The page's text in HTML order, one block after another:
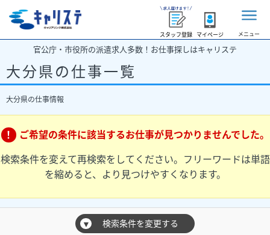
スタッフ登録 マイページ メニュー
官公庁・市役所の派遣求人多数！お仕事探しはキャリステ
大分県の仕事一覧
大分県の仕事情報
ご希望の条件に該当するお仕事が見つかりませんでした。
検索条件を変えて再検索をしてください。フリーワードは単語
を縮めると、より見つけやすくなります。
▼ 検索条件を変更する